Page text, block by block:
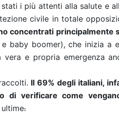
stati i più attenti alla salute e
civile in totale
concentrati principalmente
baby boomer), che inizia a
e propria emergenza
Il 69% degli italiani,
di verificare come
.